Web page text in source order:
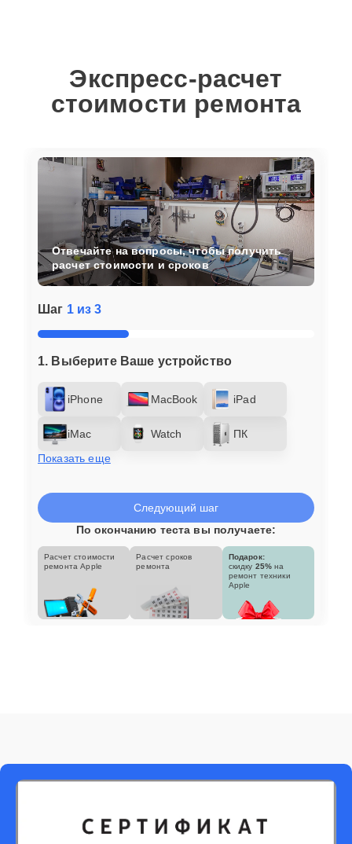
Экспресс-расчет
стоимости ремонта
Шаг 1 из 3
1. Выберите Ваше устройство
iPhone MacBook iPad
iMac Watch
ПК
Показать еще
Отвечайте на вопросы, чтобы получить
расчет стоимости и сроков
Следующий шаг
По окончанию теста вы получаете:
Расчет стоимости
ремонта Apple
Расчет сроков
ремонта
Подарок:
скидку 25% на
ремонт техники
Apple